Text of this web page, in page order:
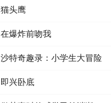
猫头鹰
在爆炸前吻我
沙特奇趣录：小学生大冒险
即兴卧底